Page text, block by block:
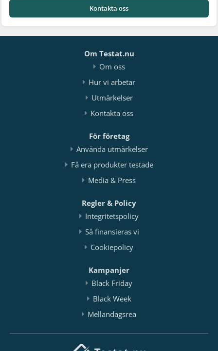
Kontakta oss
Om Testat.nu
Om oss
Hur vi arbetar
Utmärkelser
Kontakta oss
För företag
Använda utmärkelser
Få era produkter testade
Media & Press
Regler & Policy
Integritetspolicy
Så finansieras vi
Cookiepolicy
Kampanjer
Black Friday
Black Week
Mellandagsrea